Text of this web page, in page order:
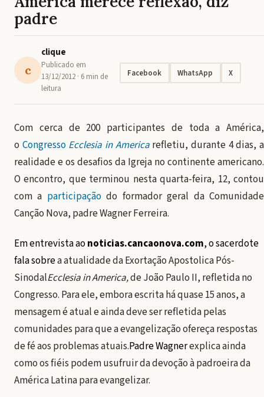
padre
c
clique
Publicado em
13/12/2012 · 6 min de
leitura
Facebook WhatsApp X
Com cerca de 200 participantes de toda a América,
o Congresso Ecclesia in Americarefletiu, durante 4 dias, a
realidade e os desafios da Igreja no continente americano.
O encontro, que terminou nesta quarta-feira, 12, contou
com a participaçãodo formador geral da Comunidade
Canção Nova, padre Wagner Ferreira.
Em entrevista aonoticias.cancaonova.com, o sacerdote
fala sobrea atualidade daExortação Apostolica Pós-
SinodalEcclesia in America,de João Paulo II, refletida no
Congresso. Para ele, embora escrita há quase 15 anos, a
mensagem é atual e ainda deve ser refletida pelas
comunidades para que a evangelização ofereça respostas
de fé aos problemas atuais.Padre Wagnerexplica ainda
como os fiéis podem usufruir da devoção à padroeira da
América Latina para evangelizar.